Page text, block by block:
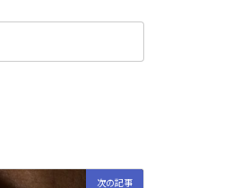
次の記事